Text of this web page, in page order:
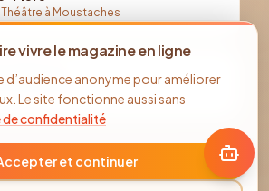
Théâtre à Moustaches
Théâtre à Moustaches
vivre le magazine en ligne
d’audience anonyme pour améliorer
Le site fonctionne aussi sans
de confidentialité
et continuer